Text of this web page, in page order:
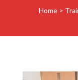
Home >